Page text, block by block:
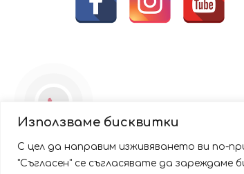
Използваме бисквитки
С цел да направим изживяването ви по-
"Съгласен" се съгласявате да зареждаме
Използваме бисквитки за да подобрим